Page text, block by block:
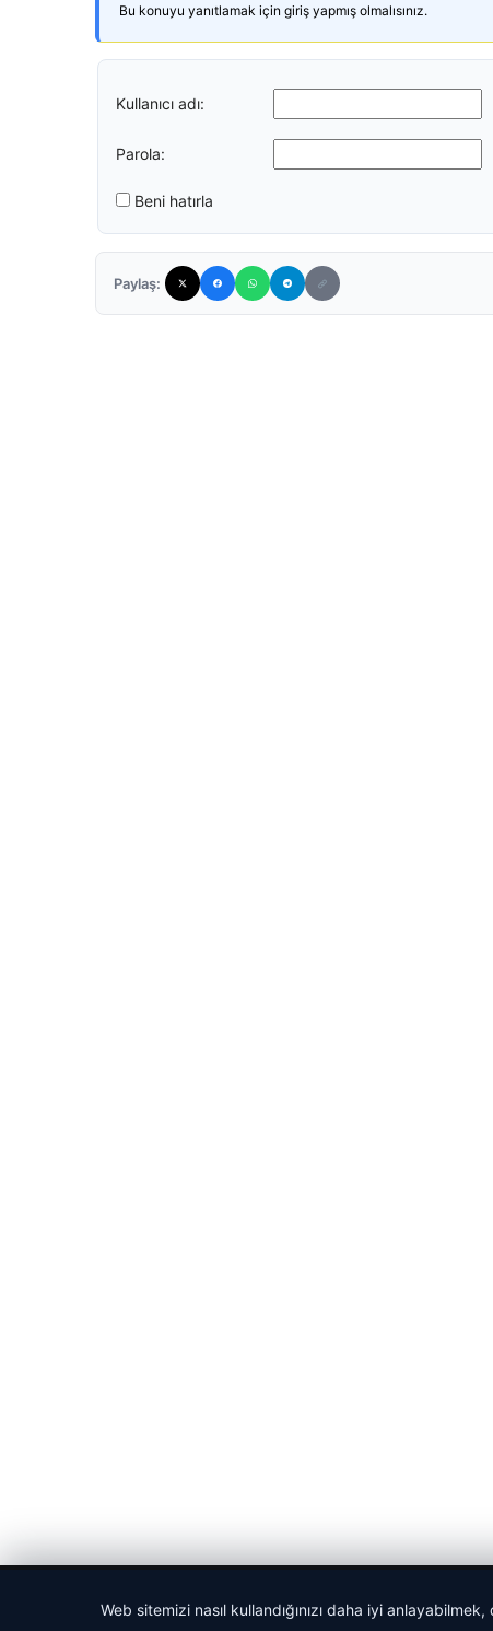
Bu konuyu yanıtlamak için giriş yapmış olmalısınız.
Kullanıcı adı:
Parola:
Beni hatırla
Paylaş:
Web sitemizi nasıl kullandığınızı daha iyi